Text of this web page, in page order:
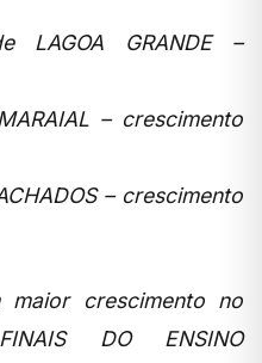
LAGOA GRANDE –
– crescimento
– crescimento
maior crescimento no
DO ENSINO